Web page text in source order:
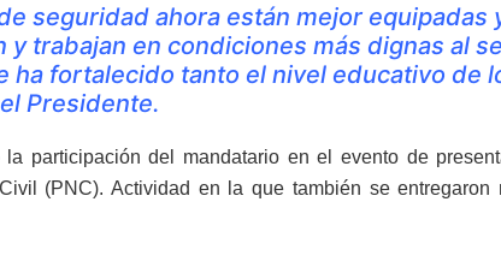
seguridad ahora están mejor equipadas
y trabajan en condiciones más dignas al
ha fortalecido tanto el nivel educativo de
Presidente.
la participación del mandatario en el evento de
(PNC). Actividad en la que también se